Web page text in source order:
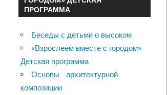
ПРОГРАММА
Беседы с детьми о высоком
«Взрослеем вместе с городом»
Детская программа
Основы архитектурной
композиции